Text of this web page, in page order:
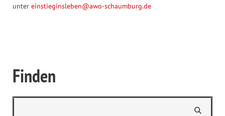
unter einstieginsleben@awo-schaumburg.de
Finden